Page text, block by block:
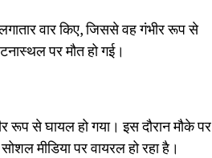
वार किए, जिससे वह गंभीर रूप से
पर मौत हो गई।
रूप से घायल हो गया। इस दौरान मौके पर
मीडिया पर वायरल हो रहा है।